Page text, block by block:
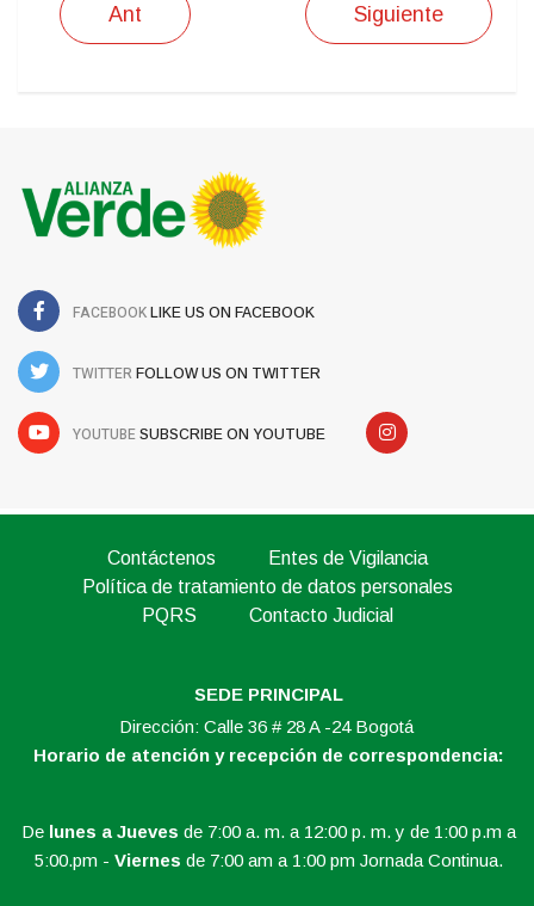
Ant Siguiente
FACEBOOK LIKE US ON FACEBOOK
TWITTER FOLLOW US ON TWITTER
YOUTUBE SUBSCRIBE ON YOUTUBE
Contáctenos
Entes de Vigilancia
Política de tratamiento de datos personales
PQRS
Contacto Judicial
SEDE PRINCIPAL
Dirección: Calle 36 # 28 A -24 Bogotá
Horario de atención y recepción de correspondencia:
De lunes a Jueves de 7:00 a. m. a 12:00 p. m. y de 1:00 p.m a
5:00.pm - Viernes de 7:00 am a 1:00 pm Jornada Continua.